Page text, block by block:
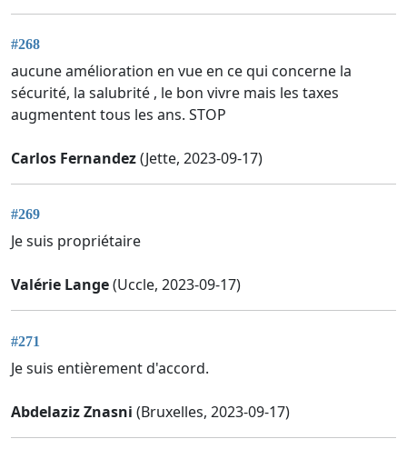
#268
aucune amélioration en vue en ce qui concerne la
sécurité, la salubrité , le bon vivre mais les taxes
augmentent tous les ans. STOP
Carlos Fernandez(Jette, 2023-09-17)
#269
Je suis propriétaire
Valérie Lange(Uccle, 2023-09-17)
#271
Je suis entièrement d'accord.
Abdelaziz Znasni (Bruxelles, 2023-09-17)